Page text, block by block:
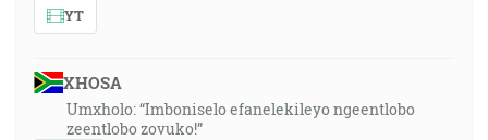
YT
XHOSA
Umxholo: “Imboniselo efanelekileyo ngeentlobo
zeentlobo zovuko!”